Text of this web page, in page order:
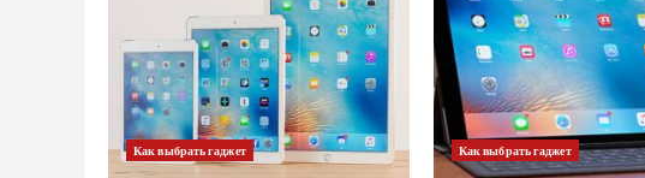
Как выбрать гаджет Как выбрать гаджет